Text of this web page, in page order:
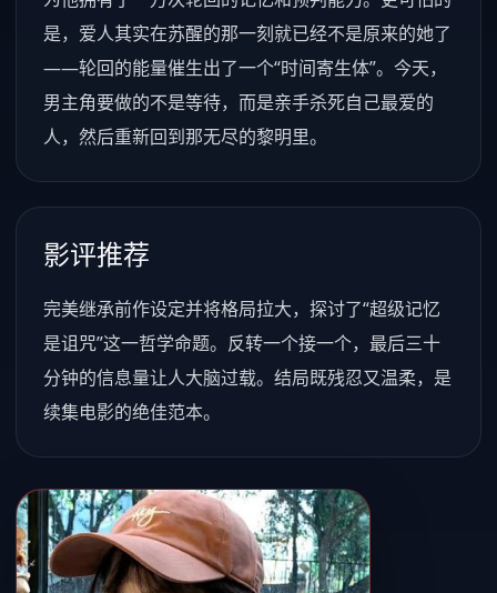
是，爱人其实在苏醒的那一刻就已经不是原来的她了
——轮回的能量催生出了一个“时间寄生体”。今天，
男主角要做的不是等待，而是亲手杀死自己最爱的
人，然后重新回到那无尽的黎明里。
影评推荐
完美继承前作设定并将格局拉大，探讨了“超级记忆
是诅咒”这一哲学命题。反转一个接一个，最后三十
分钟的信息量让人大脑过载。结局既残忍又温柔，是
续集电影的绝佳范本。